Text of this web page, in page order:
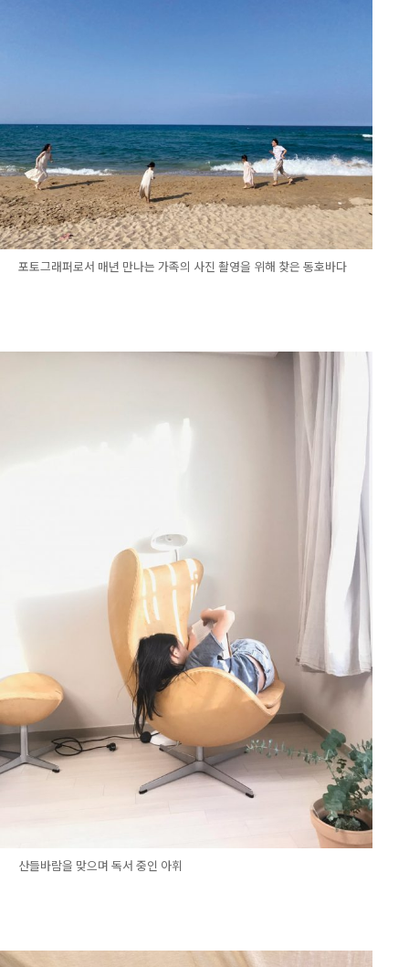
포토그래퍼로서 매년 만나는 가족의 사진 촬영을 위해 찾은 동호바다
산들바람을 맞으며 독서 중인 아휘